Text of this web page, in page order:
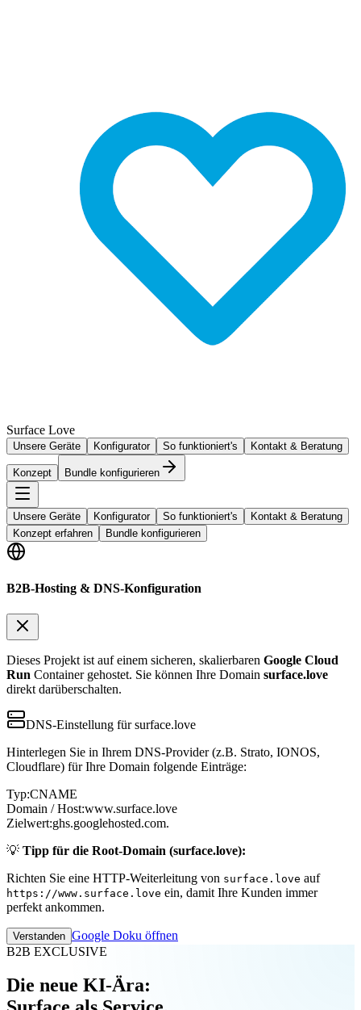
Surface Love
Unsere Geräte Konfigurator So funktioniert's Kontakt & Beratung
Konzept Bundle konfigurieren
Unsere Geräte Konfigurator So funktioniert's
Kontakt & Beratung
Konzept erfahren
Bundle konfigurieren
B2B-Hosting & DNS-Konfiguration
Dieses Projekt ist auf einem sicheren, skalierbaren Google Cloud
Run Container gehostet. Sie können Ihre Domain surface.love
direkt darüberschalten.
DNS-Einstellung für surface.love
Hinterlegen Sie in Ihrem DNS-Provider (z.B. Strato, IONOS,
Cloudflare) für Ihre Domain folgende Einträge:
Typ:CNAME
Domain / Host:www.surface.love
Zielwert:ghs.googlehosted.com.
💡 Tipp für die Root-Domain (surface.love):
Richten Sie eine HTTP-Weiterleitung von surface.love auf
https://www.surface.love ein, damit Ihre Kunden immer
perfekt ankommen.
Verstanden Google Doku öffnen
B2B EXCLUSIVE
Die neue KI-Ära: